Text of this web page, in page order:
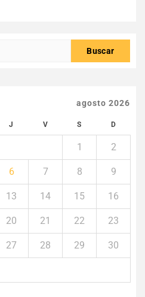
agosto 2026
J V S D
1 2
6 7 8 9
13 14 15 16
20 21 22 23
27 28 29 30